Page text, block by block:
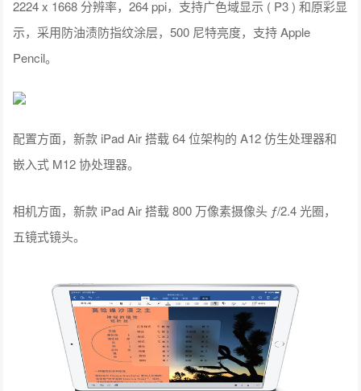
2224 x 1668 分辨率，264 ppi，支持广色域显示 ( P3 ) 和原彩显
示，采用防油渍防指纹涂层，500 尼特亮度，支持 Apple
Pencil。
配置方面，新款 iPad Air 搭载 64 位架构的 A12 仿生处理器和
嵌入式 M12 协处理器。
相机方面，新款 iPad Air 搭载 800 万像素摄像头 ƒ/2.4 光圈，
五镜式镜头。